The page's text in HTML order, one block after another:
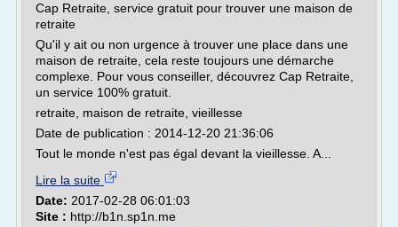
Cap Retraite, service gratuit pour trouver une maison de
retraite
Qu'il y ait ou non urgence à trouver une place dans une
maison de retraite, cela reste toujours une démarche
complexe. Pour vous conseiller, découvrez Cap Retraite,
un service 100% gratuit.
retraite, maison de retraite, vieillesse
Date de publication : 2014-12-20 21:36:06
Tout le monde n'est pas égal devant la vieillesse. A...
Lire la suite
Date: 2017-02-28 06:01:03
Site : http://b1n.sp1n.me